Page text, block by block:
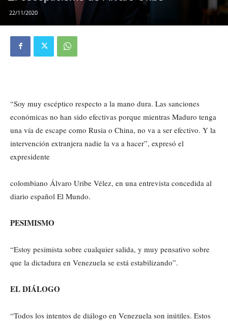
22/11/2020
“Soy muy escéptico respecto a la mano dura. Las sanciones
económicas no han sido efectivas porque mientras Maduro tenga
una vía de escape como Rusia o China, no va a ser efectivo. Y la
intervención extranjera nadie la va a hacer”, expresó el
expresidente
colombiano Álvaro Uribe Vélez, en una entrevista concedida al
diario español El Mundo.
PESIMISMO
“Estoy pesimista sobre cualquier salida, y muy pensativo sobre
que la dictadura en Venezuela se está estabilizando”.
EL DIÁLOGO
“Todos los intentos de diálogo en Venezuela son inútiles. Estos